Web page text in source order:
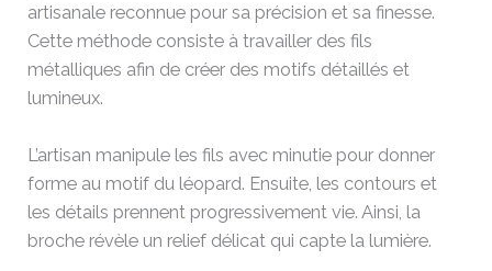
artisanale reconnue pour sa précision et sa finesse.
Cette méthode consiste à travailler des fils
métalliques afin de créer des motifs détaillés et
lumineux.
L’artisan manipule les fils avec minutie pour donner
forme au motif du léopard. Ensuite, les contours et
les détails prennent progressivement vie. Ainsi, la
broche révèle un relief délicat qui capte la lumière.